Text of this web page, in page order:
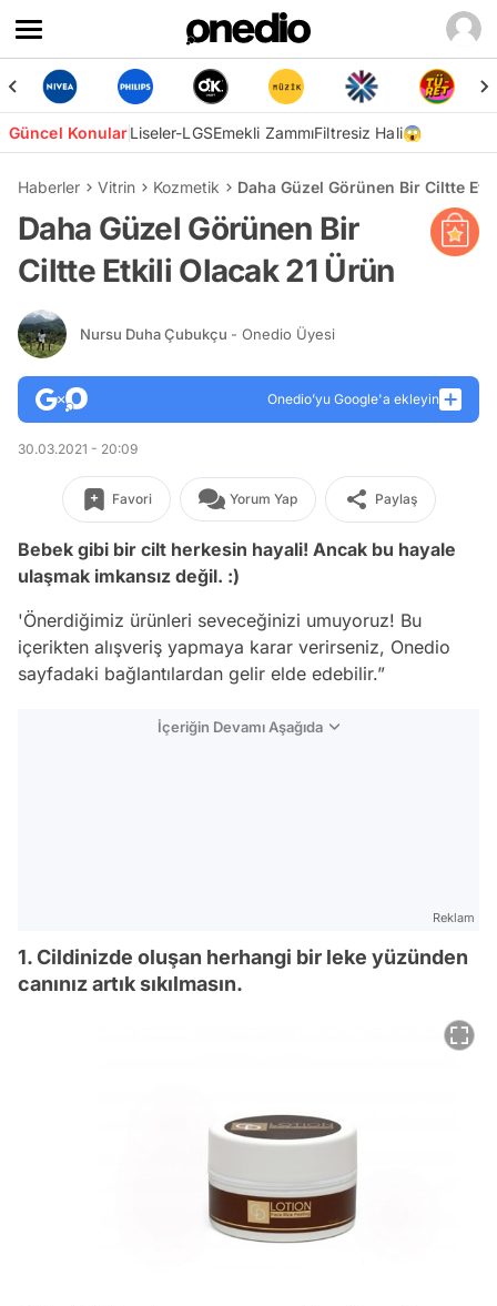
Güncel KonularLiseler-LGSEmekli ZammıFiltresiz Hali😱
Haberler Vitrin Kozmetik Daha Güzel Görünen Bir Ciltte
Daha Güzel Görünen Bir
Ciltte Etkili Olacak 21 Ürün
Nursu Duha Çubukçu - Onedio Üyesi
Onedio’yu Google'a ekleyin
30.03.2021 - 20:09
Favori Yorum Yap Paylaş
Bebek gibi bir cilt herkesin hayali! Ancak bu hayale
ulaşmak imkansız değil. :)
'Önerdiğimiz ürünleri seveceğinizi umuyoruz! Bu
içerikten alışveriş yapmaya karar verirseniz, Onedio
sayfadaki bağlantılardan gelir elde edebilir.”
İçeriğin Devamı Aşağıda
Reklam
1. Cildinizde oluşan herhangi bir leke yüzünden
canınız artık sıkılmasın.